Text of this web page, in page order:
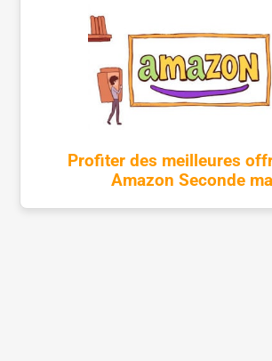
Profiter des meilleures
Amazon Seconde